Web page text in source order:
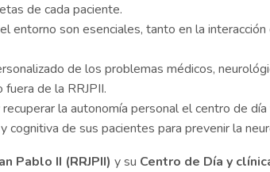
de cada paciente.
entorno son esenciales, tanto en la
de los problemas médicos,
de la RRJPII.
la autonomía personal el centro de
cognitiva de sus pacientes para prevenir la
Pablo II (RRJPII) y su Centro de Día y